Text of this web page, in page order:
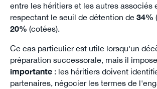
entre les héritiers et les autres associés
respectant le seuil de détention de 34%
20% (cotées).
Ce cas particulier est utile lorsqu'un
préparation successorale, mais il
importante: les héritiers doivent
partenaires, négocier les termes de